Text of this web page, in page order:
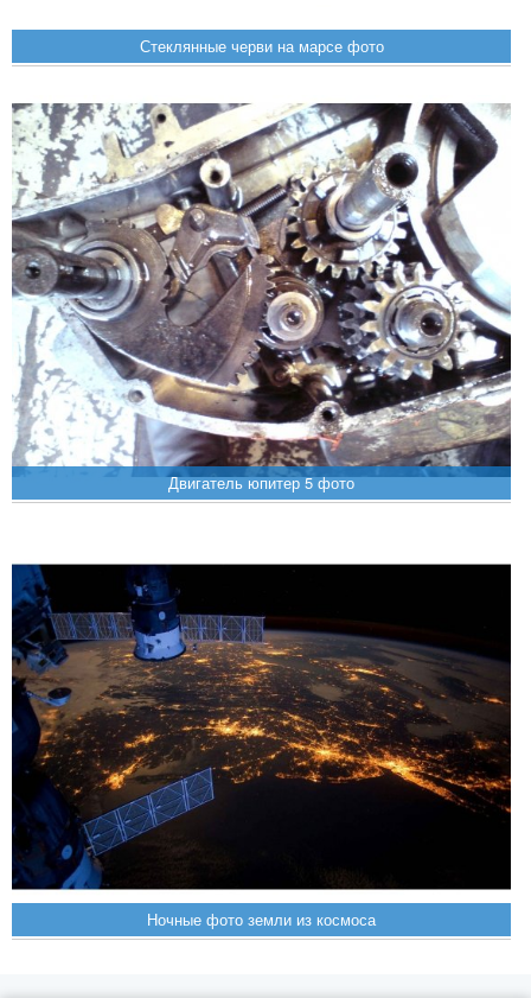
Стеклянные черви на марсе фото
Двигатель юпитер 5 фото
Ночные фото земли из космоса